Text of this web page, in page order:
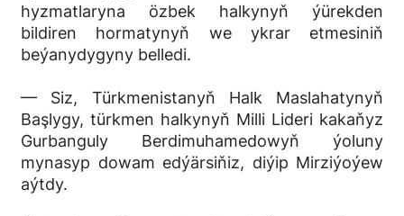
hyzmatlaryna özbek halkynyň ýürekden
bildiren hormatynyň we ykrar etmesiniň
beýanydygyny belledi.
— Siz, Türkmenistanyň Halk Maslahatynyň
Başlygy, türkmen halkynyň Milli Lideri kakaňyz
Gurbanguly Berdimuhamedowyň ýoluny
mynasyp dowam edýärsiňiz, diýip Mirziýoýew
aýtdy.